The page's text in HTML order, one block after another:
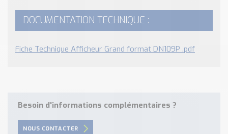
DOCUMENTATION TECHNIQUE :
Fiche Technique Afficheur Grand format DN109P .pdf
Besoin d'informations complémentaires ?
NOUS CONTACTER